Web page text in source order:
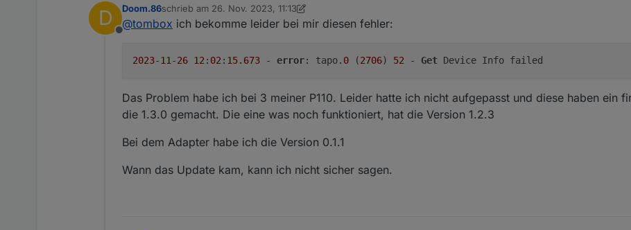
D
Offline
Doom.86schrieb am 26. Nov. 2023, 11:13
zuletzt editiert von Doom.86
@tombox ich bekomme leider bei mir diesen fehler:
2023-11 -26 12 : 02 : 15.673 - error: tapo. 0 (2706) 52 - Get
Das Problem habe ich bei 3 meiner P110. Leider hatte ich nicht aufgepasst und diese haben ein
die 1.3.0 gemacht. Die eine was noch funktioniert, hat die Version 1.2.3
Bei dem Adapter habe ich die Version 0.1.1
Wann das Update kam, kann ich nicht sicher sagen.